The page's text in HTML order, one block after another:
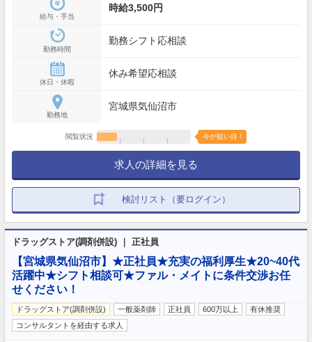
給与・手当
時給3,500円
勤務時間
勤務シフト応相談
休日・休暇
休み希望応相談
勤務地
宮城県気仙沼市
閲覧状況 今が狙い目！
求人の詳細を見る
検討リスト（要ログイン）
ドラッグストア(調剤併設) ｜ 正社員
【宮城県気仙沼市】★正社員★充実の福利厚生★20~40代
活躍中★シフト相談可★ファル・メイトに条件交渉お任
せください！
ドラッグストア(調剤併設) 一般薬剤師 正社員 600万以上
有休推奨
コンサルタントを経由する求人